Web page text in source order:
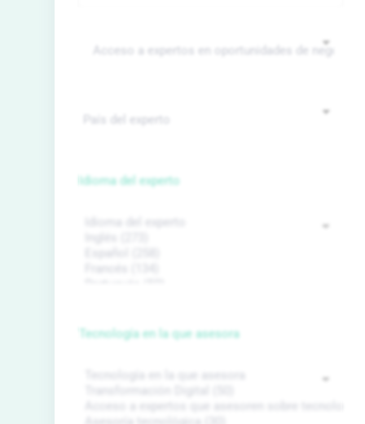
Idioma del experto
Tecnología en la que asesora